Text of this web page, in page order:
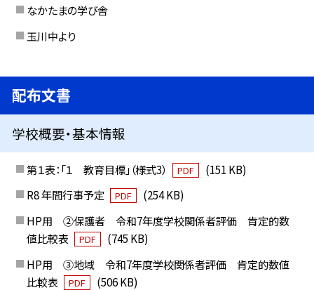
なかたまの学び舎
玉川中より
配布文書
学校概要・基本情報
第１表：「１ 教育目標」（様式3） PDF
(151 KB)
R8 年間行事予定
PDF
(254 KB)
HP用 ②保護者 令和7年度学校関係者評価 肯定的数
値比較表
PDF
(745 KB)
HP用 ③地域 令和7年度学校関係者評価 肯定的数値
比較表
PDF (506 KB)